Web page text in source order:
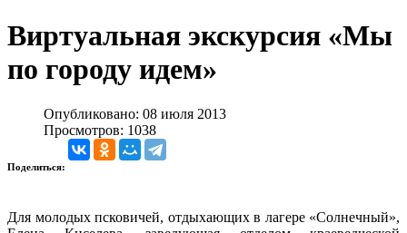
Виртуальная экскурсия «Мы
по городу идем»
Опубликовано: 08 июля 2013
Просмотров: 1038
Поделиться:
Для молодых псковичей, отдыхающих в лагере «Солнечный»,